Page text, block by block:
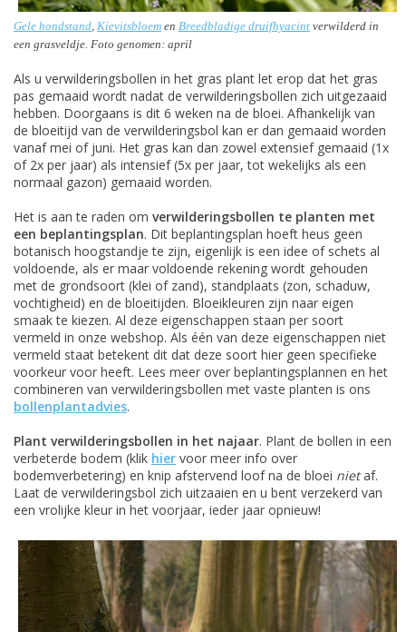
Gele hondstand Kievitsbloem en Breedbladige druifhyacint verwilderd in
een grasveldje. Foto genomen: april
Als u verwilderingsbollen in het gras plant let erop dat het gras
pas gemaaid wordt nadat de verwilderingsbollen zich uitgezaaid
hebben. Doorgaans is dit 6 weken na de bloei. Afhankelijk van
de bloeitijd van de verwilderingsbol kan er dan gemaaid worden
vanaf mei of juni. Het gras kan dan zowel extensief gemaaid (1x
of 2x per jaar) als intensief (5x per jaar, tot wekelijks als een
normaal gazon) gemaaid worden.
Het is aan te raden om verwilderingsbollen te planten met
een beplantingsplan. Dit beplantingsplan hoeft heus geen
botanisch hoogstandje te zijn, eigenlijk is een idee of schets al
voldoende, als er maar voldoende rekening wordt gehouden
met de grondsoort (klei of zand), standplaats (zon, schaduw,
vochtigheid) en de bloeitijden. Bloeikleuren zijn naar eigen
smaak te kiezen. Al deze eigenschappen staan per soort
vermeld in onze webshop. Als één van deze eigenschappen niet
vermeld staat betekent dit dat deze soort hier geen specifieke
voorkeur voor heeft. Lees meer over beplantingsplannen en het
combineren van verwilderingsbollen met vaste planten is ons
bollenplantadvies.
Plant verwilderingsbollen in het najaar. Plant de bollen in een
verbeterde bodem (klik hier voor meer info over
bodemverbetering) en knip afstervend loof na de bloei nietaf.
Laat de verwilderingsbol zich uitzaaien en u bent verzekerd van
een vrolijke kleur in het voorjaar, ieder jaar opnieuw!